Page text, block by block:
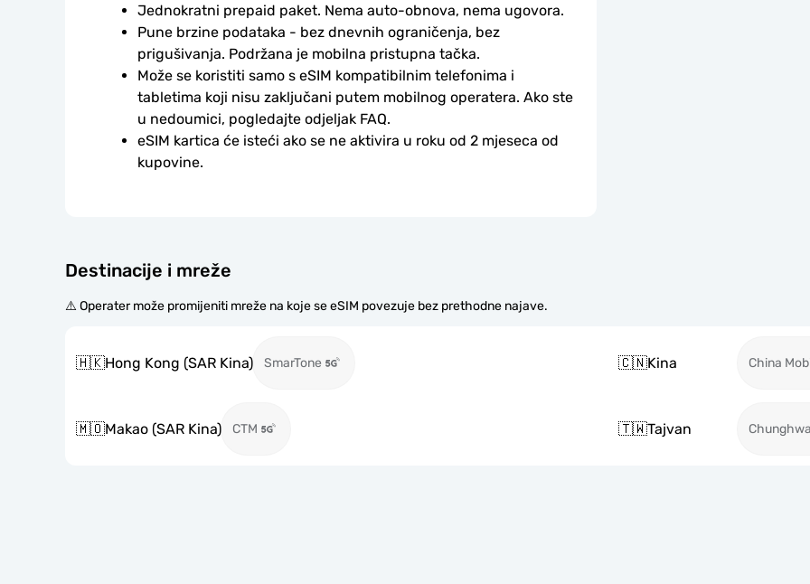
Jednokratni prepaid paket. Nema auto-obnova, nema ugovora.
Pune brzine podataka - bez dnevnih ograničenja, bez
prigušivanja. Podržana je mobilna pristupna tačka.
Može se koristiti samo s eSIM kompatibilnim telefonima i
tabletima koji nisu zaključani putem mobilnog operatera. Ako ste
u nedoumici, pogledajte odjeljak FAQ.
eSIM kartica će isteći ako se ne aktivira u roku od 2 mjeseca od
kupovine.
Destinacije i mreže
⚠️ Operater može promijeniti mreže na koje se eSIM povezuje bez prethodne najave.
🇭🇰Hong Kong (SAR Kina) SmarTone 🇨🇳Kina China
🇲🇴Makao (SAR Kina) CTM 🇹🇼Tajvan